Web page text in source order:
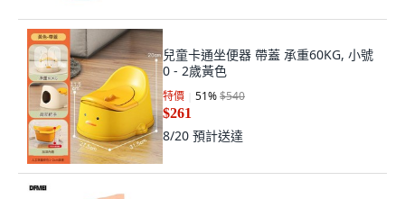
兒童卡通坐便器 帶蓋 承重60KG, 小號
0 - 2歲黃色
特價 51%$540
$261
8/20 預計送達